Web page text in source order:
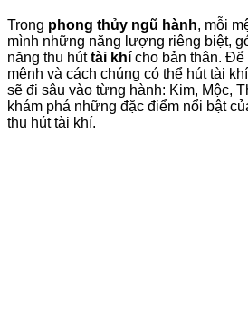
Trong phong thủy ngũ hành, mỗi
mình những năng lượng riêng biệt,
năng thu húttài khí cho bản thân.
mệnh và cách chúng có thể hút tài
sẽ đi sâu vào từng hành: Kim, Mộc,
khám phá những đặc điểm nổi bật
thu hút tài khí.